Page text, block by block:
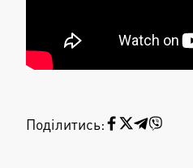
Поділитись: